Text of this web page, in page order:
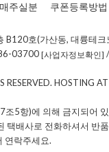
주실분 쿠폰등록방법
B120호(가산동, 대륭테
03700[사업자정보확인]
HOSTING
5항)에 의해 금지되어
택배사로 전화하셔서 반
연락주세요.